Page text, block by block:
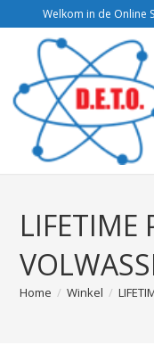
Welkom in de Online
LIFETIME
Home / Winkel /